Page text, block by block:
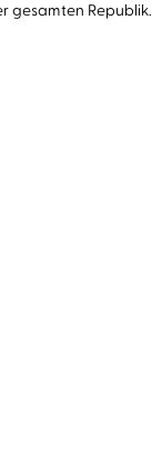
gesamten Republik.